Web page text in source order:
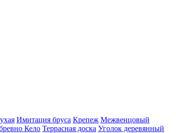
Имитация бруса Крепеж Межвенцовый
Кело Террасная доска Уголок деревянный